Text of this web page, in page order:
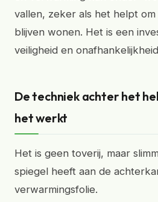
vallen, zeker als het helpt
blijven wonen. Het is een
veiligheid en
De techniek achter het
het werkt
Het is geen toverij, maar
spiegel heeft aan de
verwarmingsfolie.